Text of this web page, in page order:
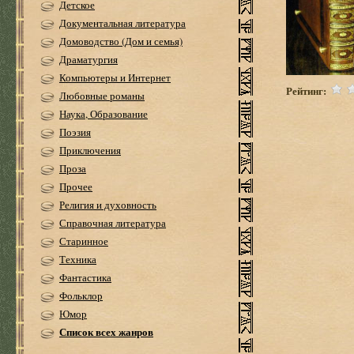
Детское
Документальная литература
Домоводство (Дом и семья)
Драматургия
Компьютеры и Интернет
Любовные романы
Наука, Образование
Поэзия
Приключения
Проза
Прочее
Религия и духовность
Справочная литература
Старинное
Техника
Фантастика
Фольклор
Юмор
Список всех жанров
Рейтинг: